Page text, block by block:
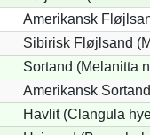
Amerikansk
Sibirisk Fløjlsand
Sortand (Melanitta
Amerikansk
Havlit (Clangula